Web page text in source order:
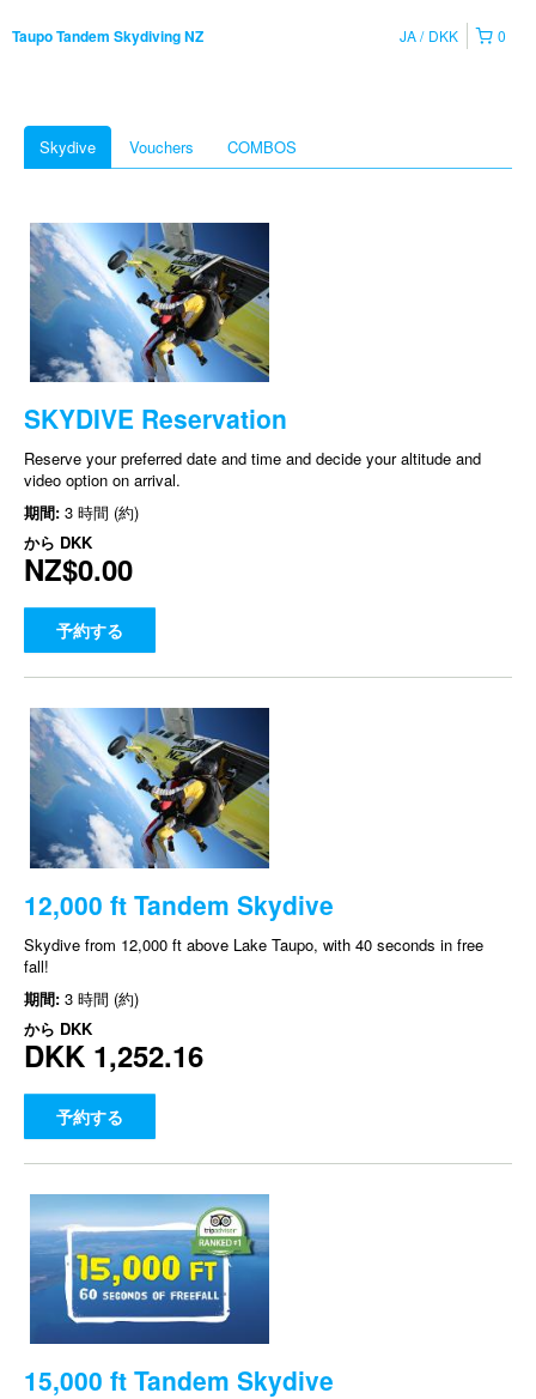
Taupo Tandem Skydiving NZ 0
JA DKK
Skydive Vouchers COMBOS
SKYDIVE Reservation
Reserve your preferred date and time and decide your altitude and
video option on arrival.
期間: 3 時間 (約)
から DKK
NZ$0.00
予約する
12,000 ft Tandem Skydive
Skydive from 12,000 ft above Lake Taupo, with 40 seconds in free
fall!
期間: 3 時間 (約)
から DKK
DKK 1,252.16
予約する
15,000 ft Tandem Skydive